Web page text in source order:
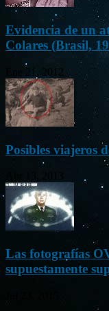
Evidencia de un
Colares (Brasil,
Ene 21, 2012
Posibles viajeros
Las fotografías
supuestamente